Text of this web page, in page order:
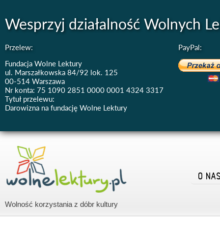
Wesprzyj działalność Wolnych
Przelew:
Fundacja Wolne Lektury
ul. Marszałkowska 84/92 lok. 125
00-514 Warszawa
Nr konta: 75 1090 2851 0000 0001 4324 3317
Tytuł przelewu:
Darowizna na fundację Wolne Lektury
PayPal:
Wolność korzystania z dóbr kultury
O